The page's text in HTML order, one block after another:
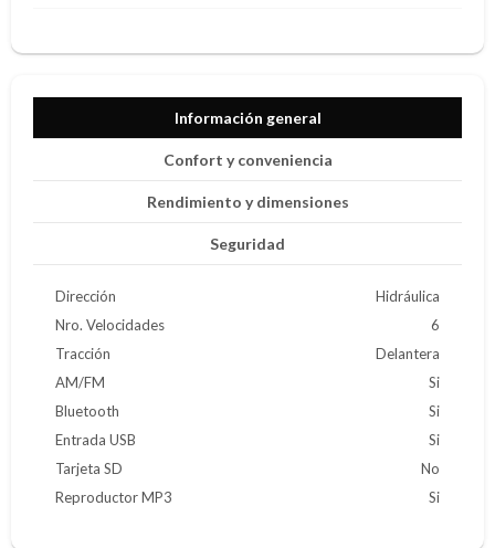
Información general
Confort y conveniencia
Rendimiento y dimensiones
Seguridad
Dirección
Hidráulica
Nro. Velocidades
6
Tracción
Delantera
AM/FM
Si
Bluetooth
Si
Entrada USB
Si
Tarjeta SD
No
Reproductor MP3
Si